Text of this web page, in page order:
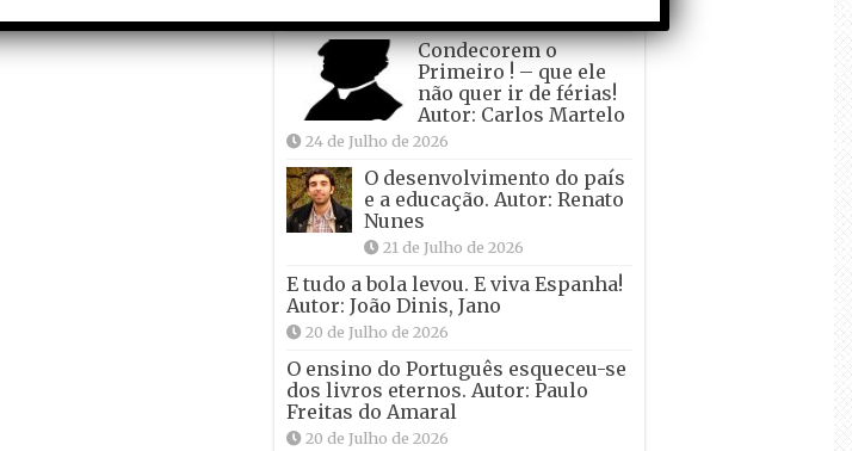
Condecorem o
Primeiro ! – que ele
não quer ir de férias!
Autor: Carlos Martelo
24 de Julho de 2026
O desenvolvimento do país
e a educação. Autor: Renato
Nunes
21 de Julho de 2026
E tudo a bola levou. E viva Espanha!
Autor: João Dinis, Jano
20 de Julho de 2026
O ensino do Português esqueceu-se
dos livros eternos. Autor: Paulo
Freitas do Amaral
20 de Julho de 2026